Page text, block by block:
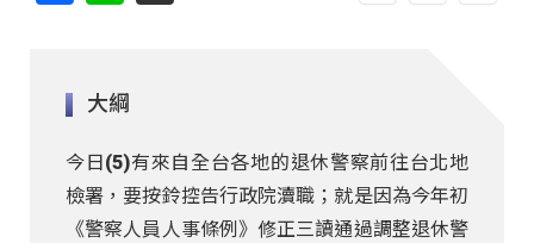
大綱
今日(5)有來自全台各地的退休警察前往台北地
檢署，要按鈴控告行政院瀆職；就是因為今年初
《警察人員人事條例》修正三讀通過調整退休警